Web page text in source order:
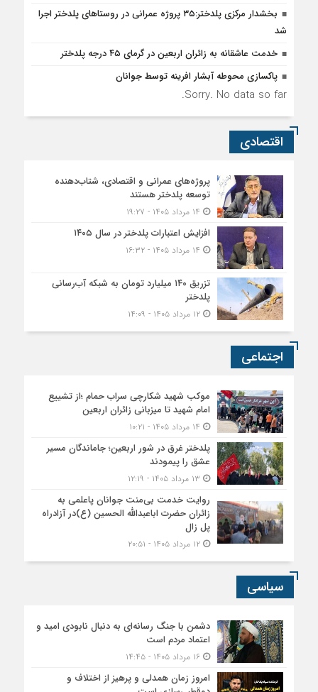
بخشدار مرکزی پلدختر:۳۵ پروژه عمرانی در روستاهای پلدختر اجرا
شد
خدمت عاشقانه به زائران اربعین در گرمای ۴۵ درجه پلدختر
پاکسازی محوطه آبشار افرینه توسط جوانان
Sorry. No data so far.
اقتصادی
پروژه‌های عمرانی و اقتصادی، شتاب‌دهنده
توسعه پلدختر هستند
افزایش اعتبارات پلدختر در سال ۱۴۰۵
تزریق ۱۴۰ میلیارد تومان به شبکه آب‌رسانی
پلدختر
۱۲ مرداد ۱۴۰۵ - ۱۴:۰۹
اجتماعی
موکب شهید شکارچی سراب حمام ؛از تشییع
امام شهید تا میزبانی زائران اربعین
پلدختر غرق در شور اربعین؛ جاماندگان مسیر
عشق را پیمودند
روایت خدمت بی‌منت جوانان پاعلمی به
زائران حضرت اباعبدالله الحسین (ع)در آزادراه
پل زال
۱۲ مرداد ۱۴۰۵ - ۲۰:۵۱
سیاسی
دشمن با جنگ رسانه‌ای به دنبال نابودی امید و
اعتماد مردم است
۱۶ مرداد ۱۴۰۵ - ۱۴:۴۵
امروز زمان همدلی و پرهیز از اختلاف و